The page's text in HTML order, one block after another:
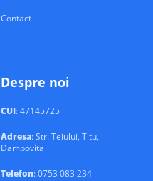
Contact
Despre noi
CUI: 47145725
Adresa: Str. Teiului, Titu,
Dambovita
Telefon: 0753 083 234